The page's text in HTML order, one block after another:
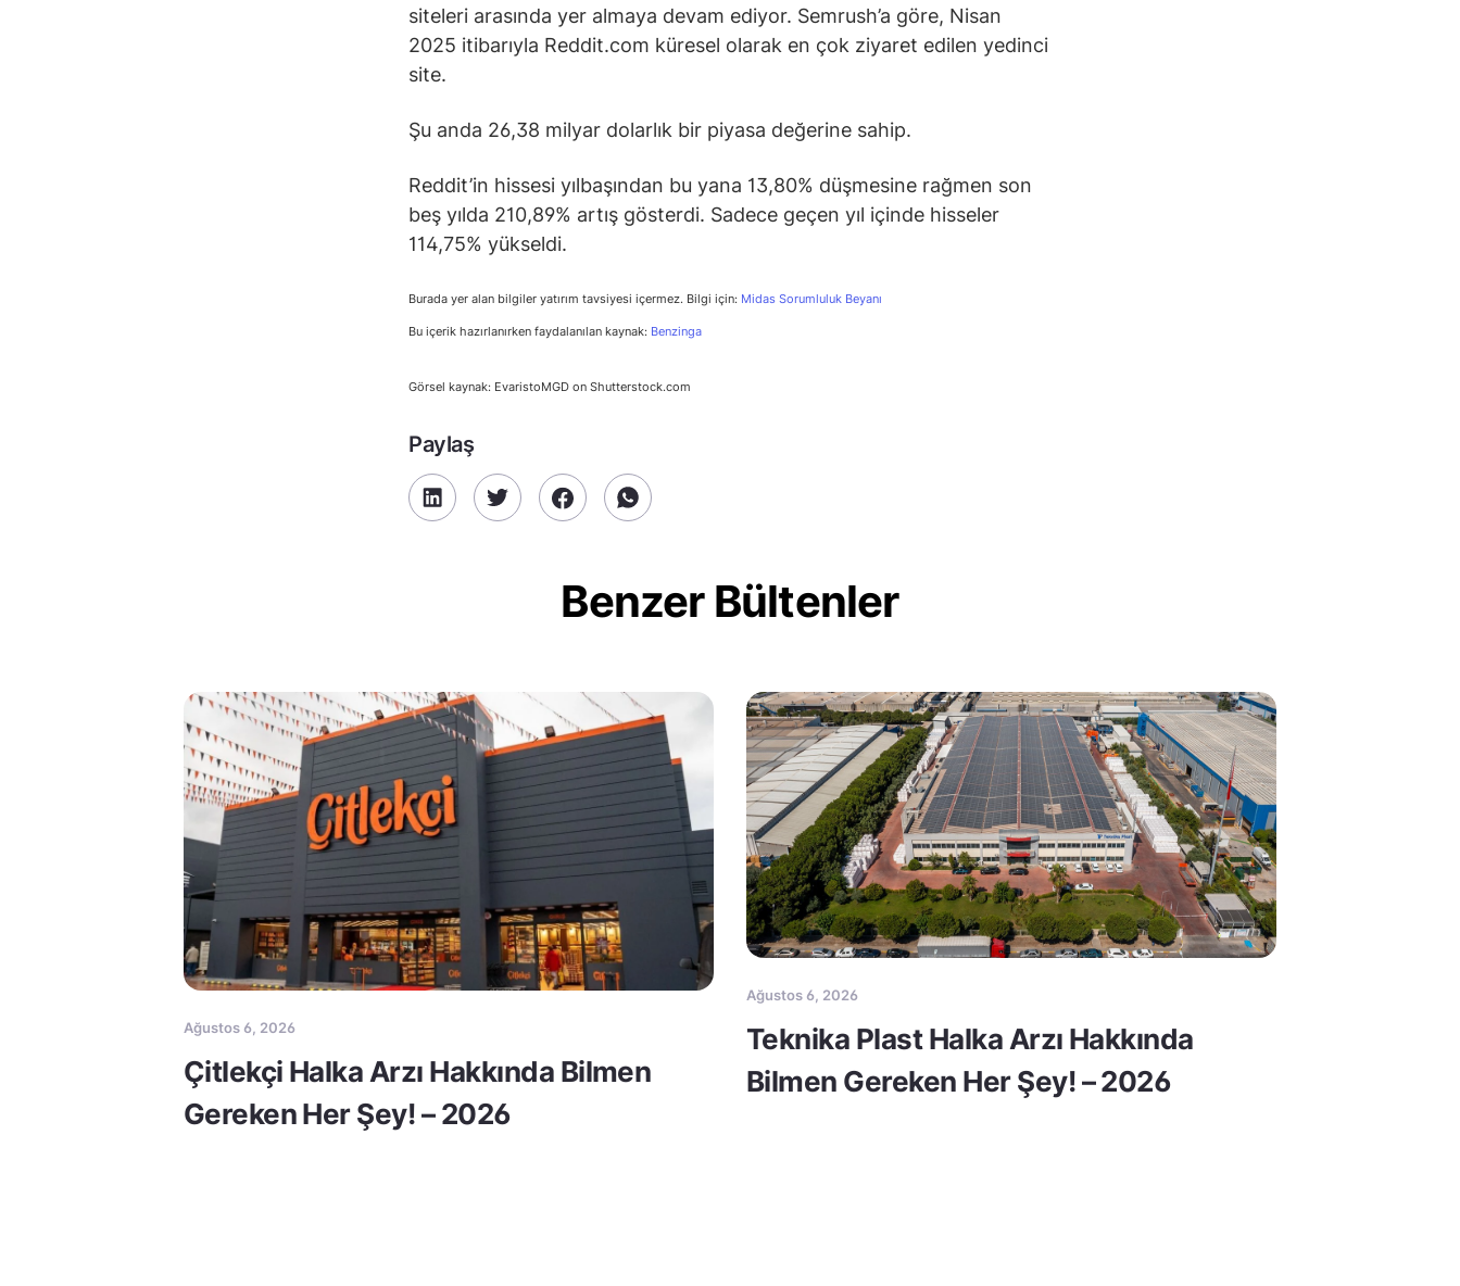
siteleri arasında yer almaya devam ediyor. Semrush’a göre, Nisan
2025 itibarıyla Reddit.com küresel olarak en çok ziyaret edilen yedinci
site.
Şu anda 26,38 milyar dolarlık bir piyasa değerine sahip.
Reddit’in hissesi yılbaşından bu yana 13,80% düşmesine rağmen son
beş yılda 210,89% artış gösterdi. Sadece geçen yıl içinde hisseler
114,75% yükseldi.
Burada yer alan bilgiler yatırım tavsiyesi içermez. Bilgi için: Midas Sorumluluk Beyanı
Bu içerik hazırlanırken faydalanılan kaynak: Benzinga
Görsel kaynak: EvaristoMGD on Shutterstock.com
Paylaş
Benzer Bültenler
Ağustos 6, 2026
Çitlekçi Halka Arzı Hakkında Bilmen
Gereken Her Şey! – 2026
Ağustos 6, 2026
Teknika Plast Halka Arzı Hakkında
Bilmen Gereken Her Şey! – 2026